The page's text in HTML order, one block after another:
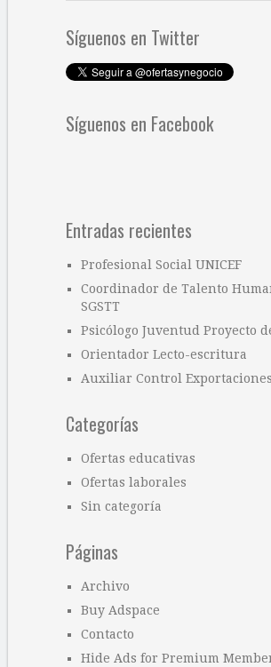
Síguenos en Twitter
Síguenos en Facebook
Entradas recientes
Profesional Social UNICEF
Coordinador de Talento
SGSTT
Psicólogo Juventud Proyecto
Orientador Lecto-escritura
Auxiliar Control Exportaciones
Categorías
Ofertas educativas
Ofertas laborales
Sin categoría
Páginas
Archivo
Buy Adspace
Contacto
Hide Ads for Premium